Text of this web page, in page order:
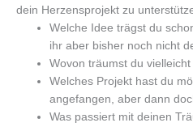
dein Herzensprojekt zu
Welche Idee trägst du
ihr aber bisher noch nicht
Wovon träumst du
Welches Projekt hast du
angefangen, aber dann
Was passiert mit deinen